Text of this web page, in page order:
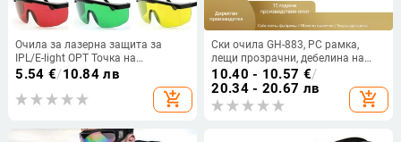
Очила за лазерна защита за
IPL/E-light OPT Точка на
замръзване Обезкосмяване
Защитни очила Универсални
очила Очила
5.54 €/10.84 лв
add_shopping_cart
Ски очила GH-883, PC рамка,
лещи прозрачни, дебелина на
лещата 1.8 мм,
светлопропускливост 98.98%, за
каране на ски
10.40 - 10.57 €/
20.34 - 20.67 лв
add_shopping_cart